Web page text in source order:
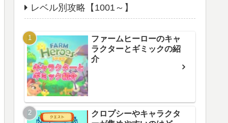
レベル別攻略【1001～】
ファームヒーローのキャ
ラクターとギミックの紹
介
クロプシーやキャラクタ